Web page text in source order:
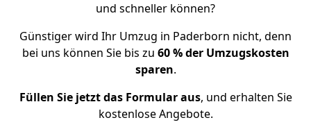
und schneller können?
Günstiger wird Ihr Umzug in Paderborn nicht, denn
bei uns können Sie bis zu 60 % der Umzugskosten
sparen.
Füllen Sie jetzt das Formular aus, und erhalten Sie
kostenlose Angebote.